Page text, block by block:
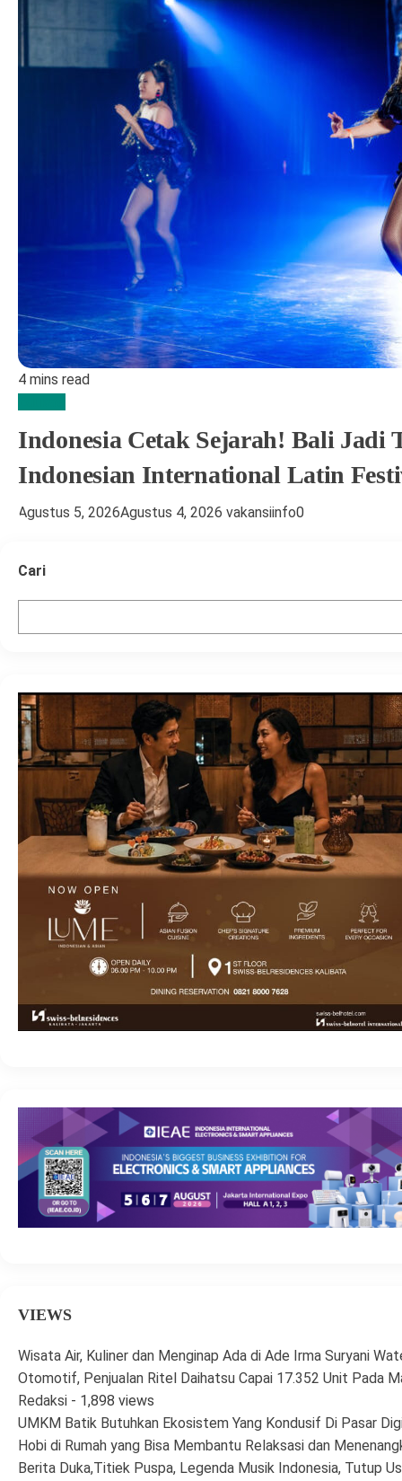
4 mins read
Indonesia Cetak Sejarah! Bali Jadi
Indonesian International Latin
Agustus 5, 2026Agustus 4, 2026 vakansiinfo0
Cari
VIEWS
Wisata Air, Kuliner dan Menginap Ada di Ade Irma Suryani
Otomotif, Penjualan Ritel Daihatsu Capai 17.352 Unit Pada
Redaksi - 1,898 views
UMKM Batik Butuhkan Ekosistem Yang Kondusif Di Pasar
Hobi di Rumah yang Bisa Membantu Relaksasi dan
Berita Duka,Titiek Puspa, Legenda Musik Indonesia, Tutup